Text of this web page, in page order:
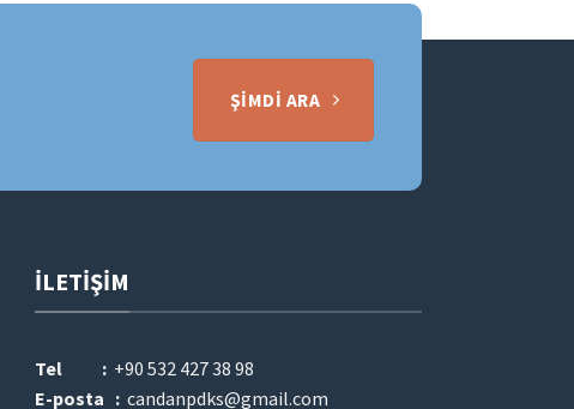
ŞIMDI ARA
İLETIŞIM
Tel : +90 532 427 38 98
E-posta : candanpdks@gmail.com